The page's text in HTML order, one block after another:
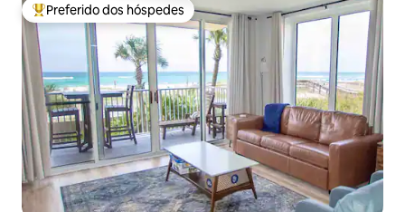
Entre os melhores preferidos dos hóspedes
Preferido dos hóspedes